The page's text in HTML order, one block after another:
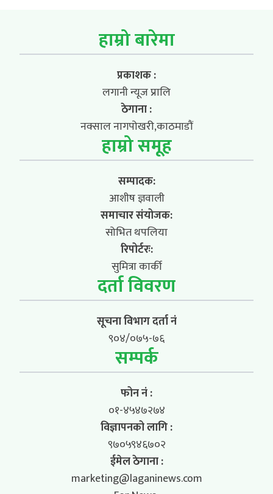
हाम्रो बारेमा
प्रकाशक :
लगानी न्यूज प्रालि
ठेगाना :
नक्साल नागपोखरी,काठमाडौं
हाम्रो समूह
सम्पादक:
आशीष ज्ञवाली
समाचार संयोजक:
सोभित थपलिया
रिपोर्टरः:
सुमित्रा कार्की
दर्ता विवरण
सूचना विभाग दर्ता नं
९०४/०७५-७६
सम्पर्क
फोन नं :
०१-४५४७२७४
विज्ञापनको लागि :
९७०५९४६७०२
ईमेल ठेगाना :
marketing@laganinews.com